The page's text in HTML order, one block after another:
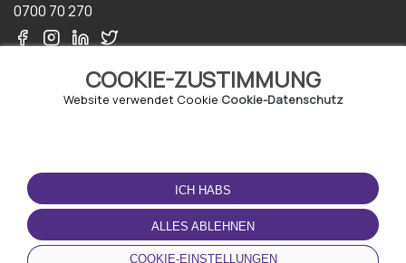
COOKIE-ZUSTIMMUNG
Website verwendet Cookie Cookie-Datenschutz
ICH HABS
ALLES ABLEHNEN
COOKIE-EINSTELLUNGEN
0700 70 270
NUTZUNGSBEDINGUNGEN
Geschäftsbedingungen
Datenschutz-
Bestimmungen
Cookie-Richtlinie
LADEN SIE DIE APP
HERUNTER